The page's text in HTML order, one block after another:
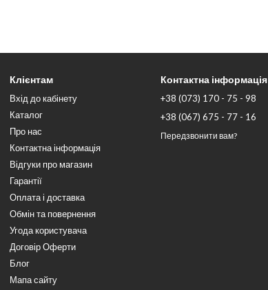
Клієнтам
Вхід до кабінету
Каталог
Про нас
Контактна інформація
Відгуки про магазин
Гарантії
Оплата і доставка
Обмін та повернення
Угода користувача
Договір Оферти
Блог
Мапа сайту
Контактна інформація
+38 (073) 170 - 75 - 98
+38 (067) 675 - 77 - 16
Передзвонити вам?